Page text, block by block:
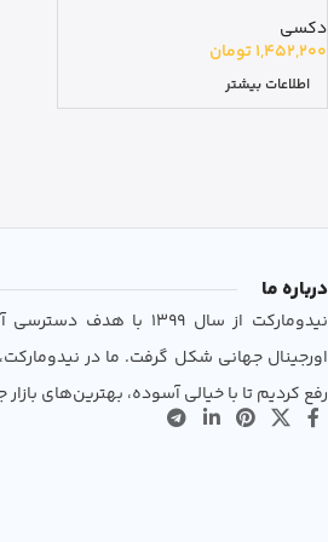
دکسی
1,452,200تومان
اطلاعات بیشتر
درباره ما
نیدومارکت از سال 1399
اورجینال جهانی شکل گرفت. ما در
رفع کردیم تا با خیالی آسوده، بهترین‌های